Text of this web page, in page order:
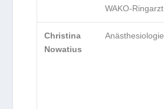
WAKO-Ringarzt
Christina
Nowatius
Anästhesiologie